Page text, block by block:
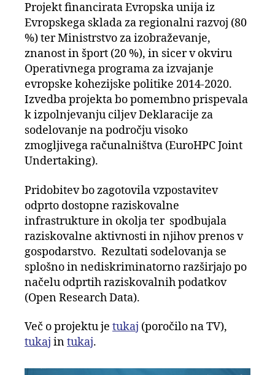
Projekt financirata Evropska unija iz
Evropskega sklada za regionalni razvoj (80
%) ter Ministrstvo za izobraževanje,
znanost in šport (20 %), in sicer v okviru
Operativnega programa za izvajanje
evropske kohezijske politike 2014-2020.
Izvedba projekta bo pomembno prispevala
k izpolnjevanju ciljev Deklaracije za
sodelovanje na področju visoko
zmogljivega računalništva (EuroHPC Joint
Undertaking).
Pridobitev bo zagotovila vzpostavitev
odprto dostopne raziskovalne
infrastrukture in okolja ter spodbujala
raziskovalne aktivnosti in njihov prenos v
gospodarstvo. Rezultati sodelovanja se
splošno in nediskriminatorno razširjajo po
načelu odprtih raziskovalnih podatkov
(Open Research Data).
Več o projektu je tukaj (poročilo na TV),
tukaj intukaj.